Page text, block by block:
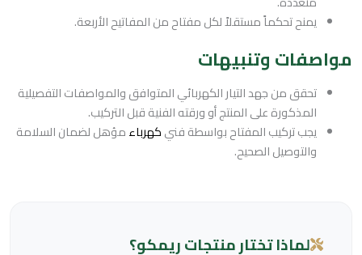
يمنح تحكماً مستقلاً لكل مفتاح من المفاتيح الأربعة.
مواصفات وتنبيهات
تحقق من جهد التيار الكهربائي المتوافق والمواصفات التفصيلية
المذكورة على المنتج أو ورقته الفنية قبل التركيب.
يجب تركيب المفتاح بواسطة فنيكهرباءمؤهل لضمان السلامة
والتوصيل الصحيح.
لماذا تختار منتجات ريمكو؟